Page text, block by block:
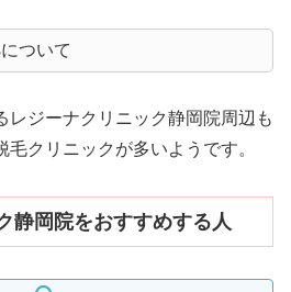
ついて
レジーナクリニック静岡院周辺も
毛クリニックが多いようです。
静岡院をおすすめする人